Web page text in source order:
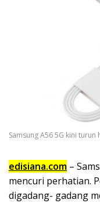
Samsung A56 5G kini turun
edisiana.com –
mencuri perhatian.
digadang- gadang